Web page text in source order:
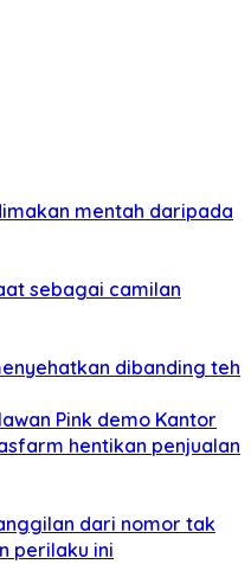
mentah daripada
sebagai camilan
dibanding teh
Pink demo Kantor
hentikan penjualan
dari nomor tak
perilaku ini